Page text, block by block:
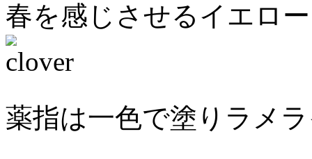
春を感じさせるイエロ
薬指は一色で塗りラメ